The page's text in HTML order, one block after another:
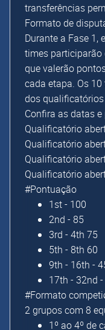
transferências
Formato de
Durante a Fase 1,
times
que valerão
cada etapa. Os
dos
Confira as datas
Qualificatório
Qualificatório
Qualificatório
Qualificatório
#Pontuação
1st - 100
2nd - 85
3rd - 4th 75
5th - 8th 60
9th - 16th -
17th - 32nd
#Formato
2 grupos com 8
1º ao 4º de